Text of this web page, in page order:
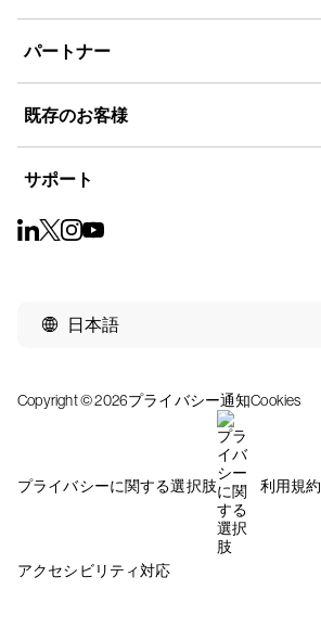
パートナー
既存のお客様
サポート
日本語
Copyright © 2026プライバシー通知Cookies
プライバシーに関する選択肢 利用規約
アクセシビリティ対応